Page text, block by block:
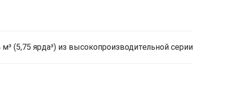
(5,75 ярда³) из высокопроизводительной серии